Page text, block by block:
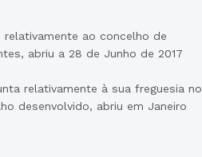
ao concelho de
abriu a 28 de Junho de 2017
relativamente à sua freguesia no
desenvolvido, abriu em Janeiro